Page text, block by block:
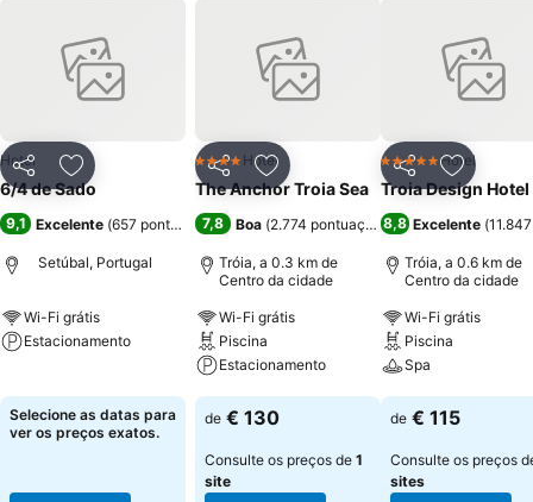
PartilharAdicionar aos favoritos
Hotel
6/4 de Sado
9,1 Excelente (657 pontuações)
Setúbal, Portugal
Wi-Fi grátis
Estacionamento
Selecione as datas para
ver os preços exatos.
PartilharAdicionar aos favoritos
4 EstrelasHotel
The Anchor Troia Sea
7,8 Boa (2.774 pontuações)
Tróia, a 0.3 km de
Centro da cidade
Wi-Fi grátis
Piscina
Estacionamento
Ver preços
de € 130
Consulte os preços de 1
site
Partilhar
5 EstrelasHotel
Troia Design Hotel
8,8 Excelente (
Tróia, a 0.6 km de
Centro da cidade
Wi-Fi grátis
Piscina
Spa
Ver preços
de € 115
Consulte os preços
sites